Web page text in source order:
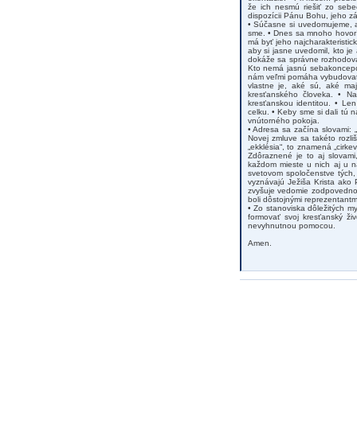
že ich nesmú riešiť zo
dispozícii Pánu Bohu, jeho
• Súčasne si
sme. • Dnes sa mnoho
má byť jeho
aby si jasne uvedomil, kto
dokáže sa správne
Kto nemá jasnú
nám veľmi pomáha
vlastne je, aké sú, aké
kresťanského človeka. •
kresťanskou identitou. •
celku. • Keby sme si dali tú
vnútorného pokoja.
• Adresa sa začína slovami:
Novej zmluve sa takéto
„ekklésia“, to znamená
Zdôraznené je to aj
každom mieste u nich aj u
svetovom spoločenstve
vyznávajú Ježiša Krista ako
zvyšuje vedomie
boli dôstojnými
• Zo stanoviska dôležitých
formovať svoj kresťanský
nevyhnutnou pomocou.
Amen.